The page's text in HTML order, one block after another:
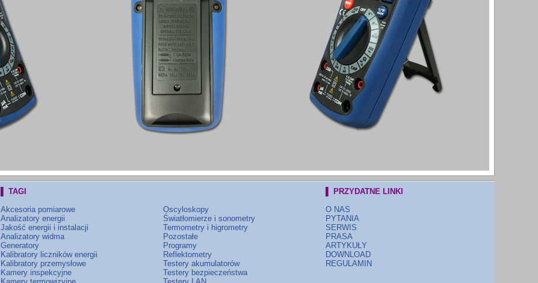
▌ TAGI
Akcesoria pomiarowe
Analizatory energii
Jakość energii i instalacji
Analizatory widma
Generatory
Kalibratory liczników energii
Kalibratory przemysłowe
Kamery inspekcyjne
Oscyloskopy
Światłomierze i sonometry
Termometry i higrometry
Pozostałe
Programy
Reflektometry
Testery akumulatorów
Testery bezpieczeństwa
▌ PRZYDATNE LINKI
O NAS
PYTANIA
SERWIS
PRASA
ARTYKUŁY
DOWNLOAD
REGULAMIN